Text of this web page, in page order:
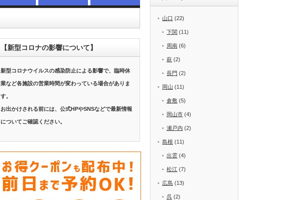
【新型コロナの影響について】
新型コロナウイルスの感染防止による影響で、臨時休
業など各施設の営業時間が変わっている場合がありま
す。
お出かけされる前には、公式HPやSNSなどで最新情報
についてご確認ください。
山口 (22)
下関 (11)
周南 (6)
萩 (2)
長門 (2)
岡山 (11)
倉敷 (5)
岡山市 (4)
瀬戸内 (2)
島根 (11)
出雲 (4)
松江 (7)
広島 (13)
呉 (2)